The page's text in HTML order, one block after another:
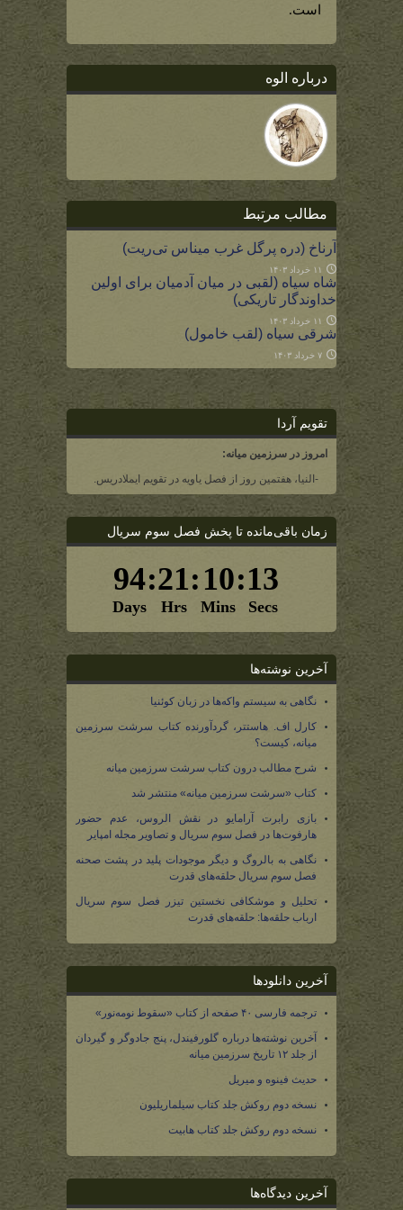
است.
درباره الوه
مطالب مرتبط
آرناخ (دره پرگل غرب میناس تی‌ریت)
۱۱ خرداد ۱۴۰۳
شاه سیاه (لقبی در میان آدمیان برای اولین
خداوندگار تاریکی)
۱۱ خرداد ۱۴۰۳
شرقی سیاه (لقب خامول)
۷ خرداد ۱۴۰۳
تقویم آردا
امروز در سرزمین میانه:
-النیا، هفتمین روز از فصل یاویه در تقویم ایملادریس.
زمان باقی‌مانده تا پخش فصل سوم سریال
آخرین نوشته‌ها
نگاهی به سیستم واکه‌ها در زبان کوئنیا
کارل اف. هاستتر، گردآورنده کتاب سرشت سرزمین
میانه، کیست؟
شرح مطالب درون کتاب سرشت سرزمین میانه
کتاب «سرشت سرزمین میانه» منتشر شد
بازی رابرت آرامایو در نقش الروس، عدم حضور
هارفوت‌ها در فصل سوم سریال و تصاویر مجله امپایر
نگاهی به بالروگ و دیگر موجودات پلید در پشت صحنه
فصل سوم سریال حلقه‌های قدرت
تحلیل و موشکافی نخستین تیزر فصل سوم سریال
ارباب حلقه‌ها: حلقه‌های قدرت
آخرین دانلودها
ترجمه فارسی ۴۰ صفحه از کتاب «سقوط نومه‌نور»
آخرین نوشته‌ها درباره گلورفیندل، پنج جادوگر و گیردان
از جلد ۱۲ تاریخ سرزمین میانه
حدیث فینوه و میریل
نسخه دوم روکش جلد کتاب سیلماریلیون
نسخه دوم روکش جلد کتاب هابیت
آخرین دیدگاه‌ها